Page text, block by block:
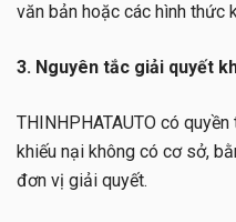
văn bản hoặc các hình thức
3. Nguyên tắc giải quyết
THINHPHATAUTO có
khiếu nại không có cơ sở,
đơn vị giải quyết.